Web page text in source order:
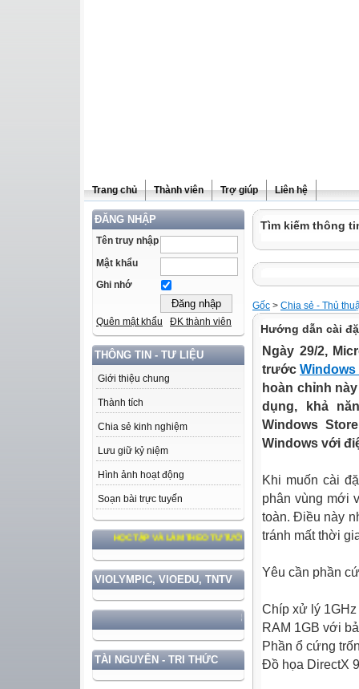
Trang chủ Thành viên Trợ giúp Liên hệ
ĐĂNG NHẬP
Tên truy nhập
Mật khẩu
Ghi nhớ
Quên mật khẩu ĐK thành viên
THÔNG TIN - TƯ LIỆU
Giới thiệu chung
Thành tích
Chia sẻ kinh nghiệm
Lưu giữ kỷ niệm
Hình ảnh hoạt động
Soạn bài trực tuyến
HỌC TẬP VÀ LÀM THEO TƯ TƯỞNG, ĐẠO ĐỨC, PHONG CÁCH HỒ CHÍ MINH
VIOLYMPIC, VIOEDU, TNTV
XÂY DỰNG VÀ PHÁT TRIỂN ĐẤT NƯỚC
TÀI NGUYÊN - TRI THỨC
Tìm kiếm thông
Gốc > Chia sẻ - Thủ
Hướng dẫn cài
Ngày 29/2,
trước Windows
hoàn chỉnh
dụng, khả
Windows
Windows với
Khi muốn cài
phân vùng mới
toàn. Điều này
tránh mất thời
Yêu cần phần
Chíp xử lý
RAM 1GB với
Phần ổ cứng
Đồ họa DirectX